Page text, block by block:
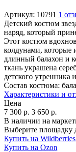
Артикул: 10791 1
Детский костюм
наряд, который
Этот костюм
колдунами, которые
длинный балахон и
ткань украшена
детского утренника
Состав костюма:
Характеристики и
Цена
7 300 р. 3 650 р.
В наличии на
Выберите площадку
Купить на Wildberries
Купить на Ozon